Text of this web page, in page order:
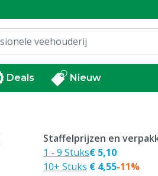
Deals Nieuw
Staffelprijzen en
1 - 9 Stuks
10+ Stuks
€ 5,10
€ 4,55-11%